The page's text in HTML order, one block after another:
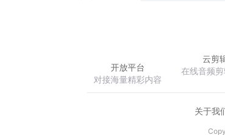
开放平台
对接海量精彩内容
云剪
在线音频
关于我